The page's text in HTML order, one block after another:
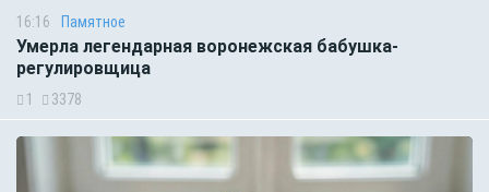
16:16 Памятное
Умерла легендарная воронежская бабушка-
регулировщица
1 3378